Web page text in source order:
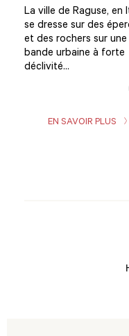
La ville de Raguse, en
se dresse sur des
et des rochers sur une
bande urbaine à forte
déclivité...
EN SAVOIR PLUS